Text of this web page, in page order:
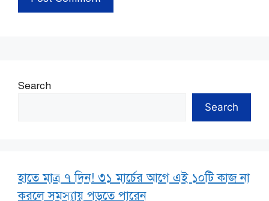
Search
Search
হাতে মাত্র ৭ দিন! ৩১ মার্চের আগে এই ১০টি কাজ না
করলে সমস্যায় পড়তে পারেন